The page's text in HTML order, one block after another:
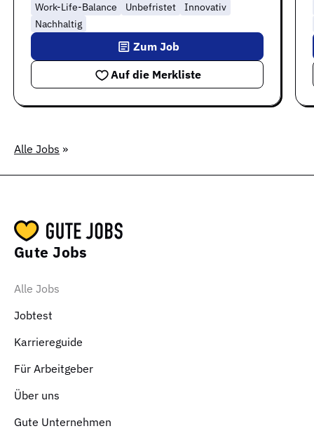
Work-Life-Balance
Unbefristet
Innovativ
Nachhaltig
Auf die Merkliste
Zum Job
Alle Jobs »
Gute Jobs
Alle Jobs
Jobtest
Karriereguide
Für Arbeitgeber
Über uns
Gute Unternehmen